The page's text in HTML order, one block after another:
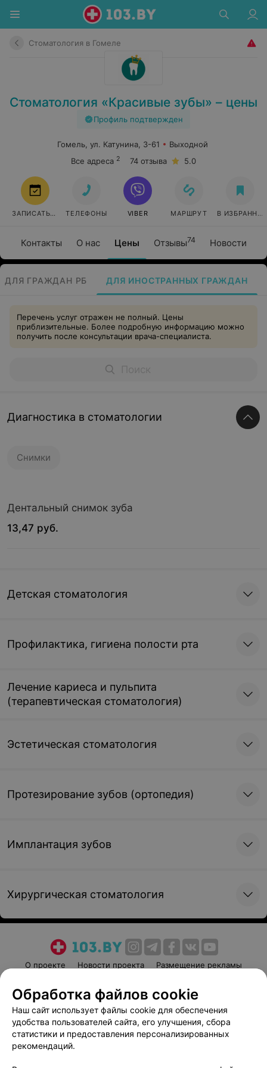
Стоматология в Гомеле
Стоматология «Красивые зубы» – цены
Профиль подтвержден
Контакты О нас Цены Отзывы74 Новости
Гомель, ул. Катунина, 3-61
Выходной
Все адреса 2 74 отзыва 5.0
ЗАПИСАТЬСЯ ТЕЛЕФОНЫ VIBER МАРШРУТ В ИЗБРАННОЕ
ДЛЯ ГРАЖДАН РБ ДЛЯ ИНОСТРАННЫХ ГРАЖДАН
Перечень услуг отражен не полный. Цены
приблизительные. Более подробную информацию можно
получить после консультации врача-специалиста.
Диагностика в стоматологии
Снимки
Дентальный снимок зуба
13,47 руб.
Детская стоматология
Профилактика, гигиена полости рта
Лечение кариеса и пульпита
(терапевтическая стоматология)
Эстетическая стоматология
Протезирование зубов (ортопедия)
Имплантация зубов
Хирургическая стоматология
О проекте Новости проекта
Размещение рекламы
Пользовательское соглашение
Способы оплаты
Вакансии
Партнеры
Написать руководителю 103.by
Обработка файлов cookie
Наш сайт использует файлы cookie для обеспечения
удобства пользователей сайта, его улучшения, сбора
статистики и предоставления персонализированных
рекомендаций.